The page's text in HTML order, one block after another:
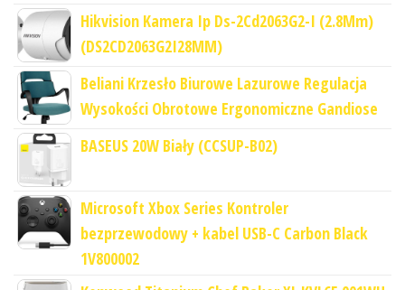
Hikvision Kamera Ip Ds-2Cd2063G2-I (2.8Mm)
(DS2CD2063G2I28MM)
Beliani Krzesło Biurowe Lazurowe Regulacja
Wysokości Obrotowe Ergonomiczne Gandiose
BASEUS 20W Biały (CCSUP-B02)
Microsoft Xbox Series Kontroler
bezprzewodowy + kabel USB-C Carbon Black
1V800002